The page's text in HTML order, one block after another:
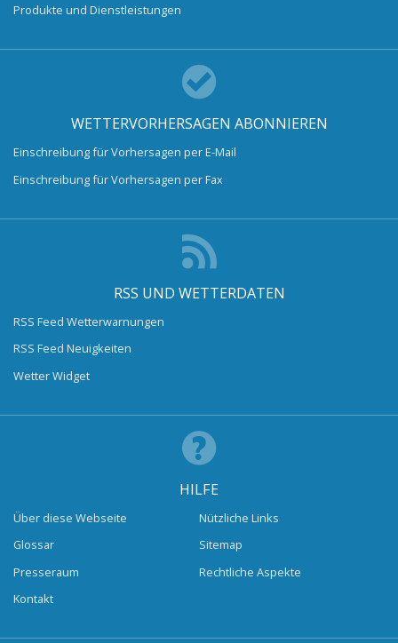
Produkte und Dienstleistungen
WETTERVORHERSAGEN ABONNIEREN
Einschreibung für Vorhersagen per E-Mail
Einschreibung für Vorhersagen per Fax
RSS UND WETTERDATEN
RSS Feed Wetterwarnungen
RSS Feed Neuigkeiten
Wetter Widget
HILFE
Über diese Webseite
Glossar
Presseraum
Kontakt
Nützliche Links
Sitemap
Rechtliche Aspekte